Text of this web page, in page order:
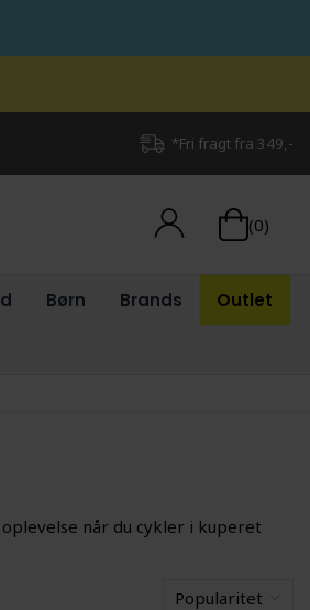
*Fri fragt fra 349,-
(0)
Børn Brands Outlet
når du cykler i kuperet
Popularitet